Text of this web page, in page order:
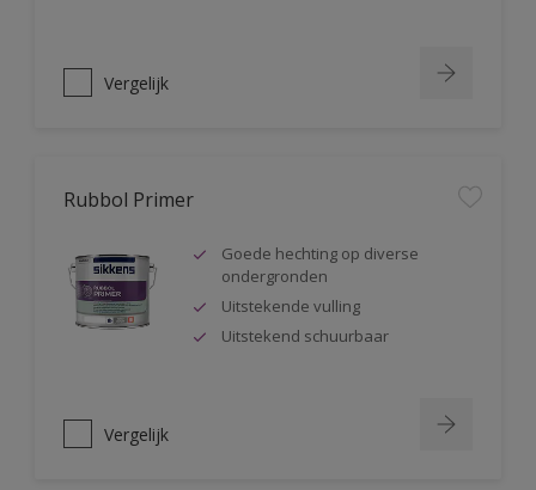
Vergelijk
Rubbol Primer
Goede hechting op diverse
ondergronden
Uitstekende vulling
Uitstekend schuurbaar
Vergelijk